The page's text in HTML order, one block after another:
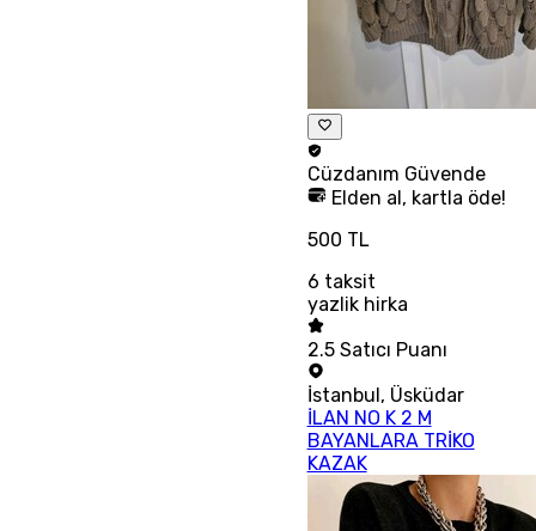
Cüzdanım Güvende
Elden al, kartla öde!
500 TL
6 taksit
yazlik hirka
2.5 Satıcı Puanı
İstanbul , Üsküdar
İLAN NO K 2 M
BAYANLARA TRİKO
KAZAK